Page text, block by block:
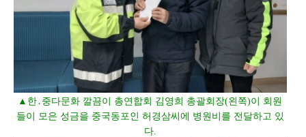
▲한․중다문화 깔끔이 총연합회 김영희 총괄회장(왼쪽)이 회원
들이 모은 성금을 중국동포인 허경삼씨에 병원비를 전달하고 있
다.